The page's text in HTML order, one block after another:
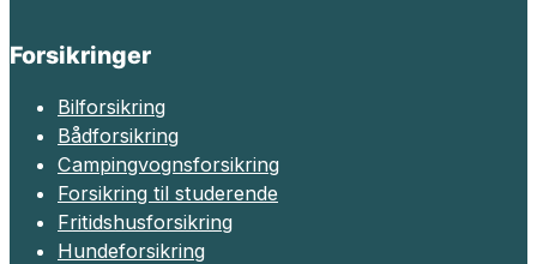
Forsikringer
Bilforsikring
Bådforsikring
Campingvognsforsikring
Forsikring til studerende
Fritidshusforsikring
Hundeforsikring